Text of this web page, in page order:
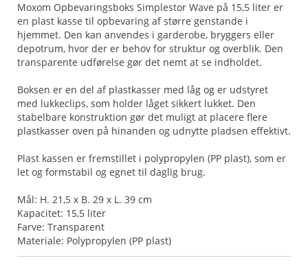
Moxom Opbevaringsboks Simplestor Wave på 15,5 liter er
en plast kasse til opbevaring af større genstande i
hjemmet. Den kan anvendes i garderobe, bryggers eller
depotrum, hvor der er behov for struktur og overblik. Den
transparente udførelse gør det nemt at se indholdet.
Boksen er en del af plastkasser med låg og er udstyret
med lukkeclips, som holder låget sikkert lukket. Den
stabelbare konstruktion gør det muligt at placere flere
plastkasser oven på hinanden og udnytte pladsen effektivt.
Plast kassen er fremstillet i polypropylen (PP plast), som er
let og formstabil og egnet til daglig brug.
Mål: H. 21,5 x B. 29 x L. 39 cm
Kapacitet: 15,5 liter
Farve: Transparent
Materiale: Polypropylen (PP plast)